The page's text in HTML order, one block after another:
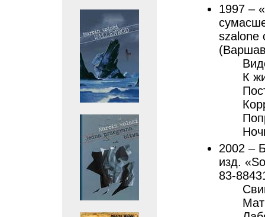
1997 –
szalone
К
2002 –
изд.
83-